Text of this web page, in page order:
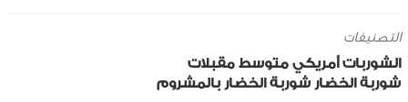
التصنيفات
الشوربات أمريكي متوسط مقبلات
شوربة الخضار شوربة الخضار بالمشروم